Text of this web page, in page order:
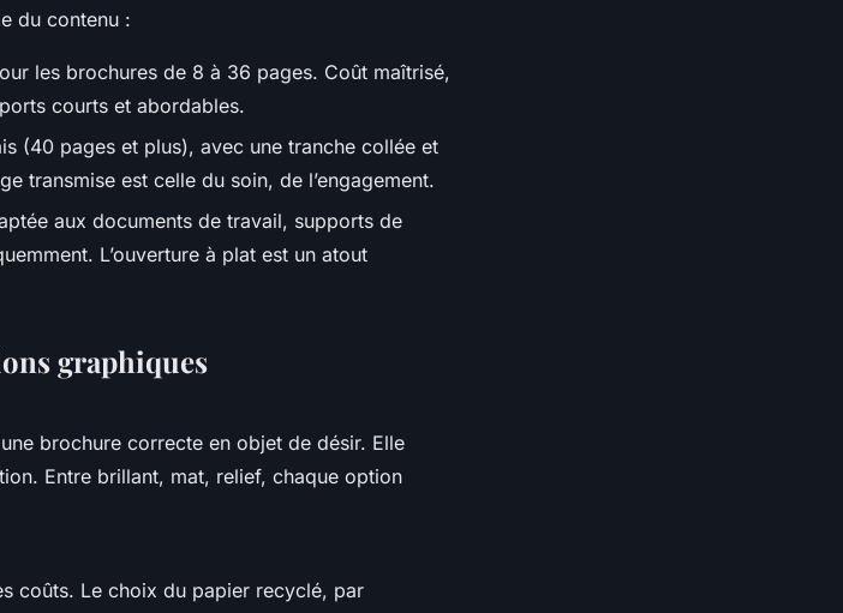
du contenu :
les brochures de 8 à 36 pages. Coût maîtrisé,
courts et abordables.
(40 pages et plus), avec une tranche collée et
transmise est celle du soin, de l’engagement.
aux documents de travail, supports de
L’ouverture à plat est un atout
graphiques
brochure correcte en objet de désir. Elle
Entre brillant, mat, relief, chaque option
coûts. Le choix du papier recyclé, par